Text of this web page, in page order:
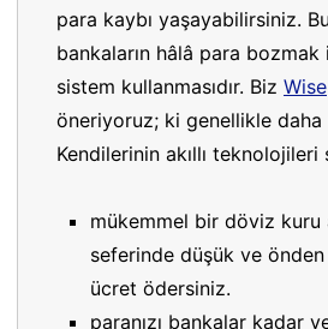
para kaybı yaşayabilirsiniz.
bankaların hâlâ para
sistem kullanmasıdır. Biz Wise
öneriyoruz; ki genellikle daha
Kendilerinin akıllı teknolojileri
mükemmel bir döviz kuru
seferinde düşük ve
ücret ödersiniz.
paranızı bankalar kadar